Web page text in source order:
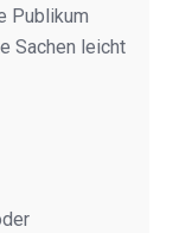
Publikum
Sachen leicht